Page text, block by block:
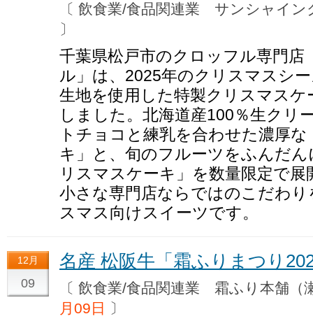
〔 飲食業/食品関連業 サンシャイ
〕
千葉県松戸市のクロッフル専門
ル」は、2025年のクリスマスシ
生地を使用した特製クリスマス
しました。北海道産100％生クリ
トチョコと練乳を合わせた濃厚
キ」と、旬のフルーツをふんだ
リスマスケーキ」を数量限定で
小さな専門店ならではのこだわ
スマス向けスイーツです。
12月
09
名産 松阪牛「霜ふりまつり
〔 飲食業/食品関連業 霜ふり本舗
月09日
〕